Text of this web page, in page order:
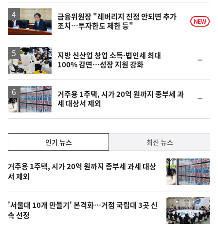
하
락
금융위원장 "레버리지 진정 안되면 추가
조치…투자한도 제한 등"
NEW
지방 신산업 창업 소득·법인세 최대
100% 감면…성장 지원 강화
일
거주용 1주택, 시가 20억 원까지 종부세 과
세 대상서 제외
일
기,
최
신,
오
늘
의
인기 뉴스 최신 뉴스
기
뉴
스
거주용 1주택, 시가 20억 원까지 종부세 과세 대상
서 제외
'서울대 10개 만들기' 본격화…거점 국립대 3곳 신
속 선정